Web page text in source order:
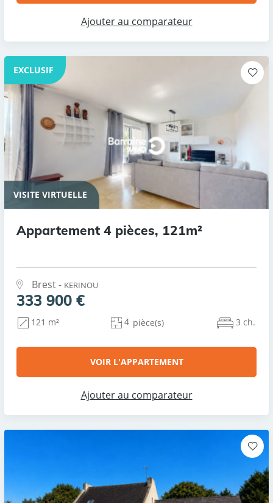
Ajouter au comparateur
EXCLUSIF
VISITE VIRTUELLE
Appartement 4 pièces, 121m²
Brest - KERINOU
333 900 €
121 m² 4 pièce(s) 3 ch.
VOIR L'APPARTEMENT
Ajouter au comparateur